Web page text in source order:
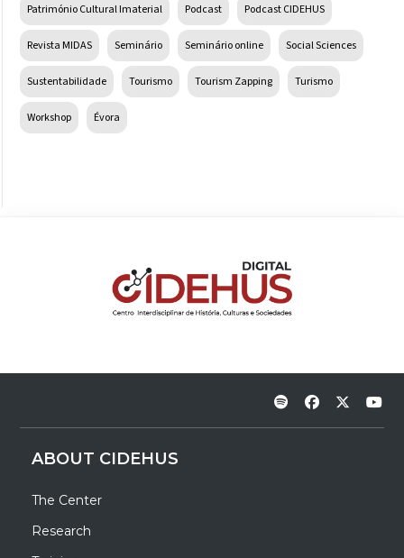
Património Cultural Imaterial Podcast Podcast CIDEHUS
Revista MIDAS Seminário Seminário online Social Sciences
Sustentabilidade Tourismo Tourism Zapping Turismo
Workshop Évora
ABOUT CIDEHUS
The Center
Research